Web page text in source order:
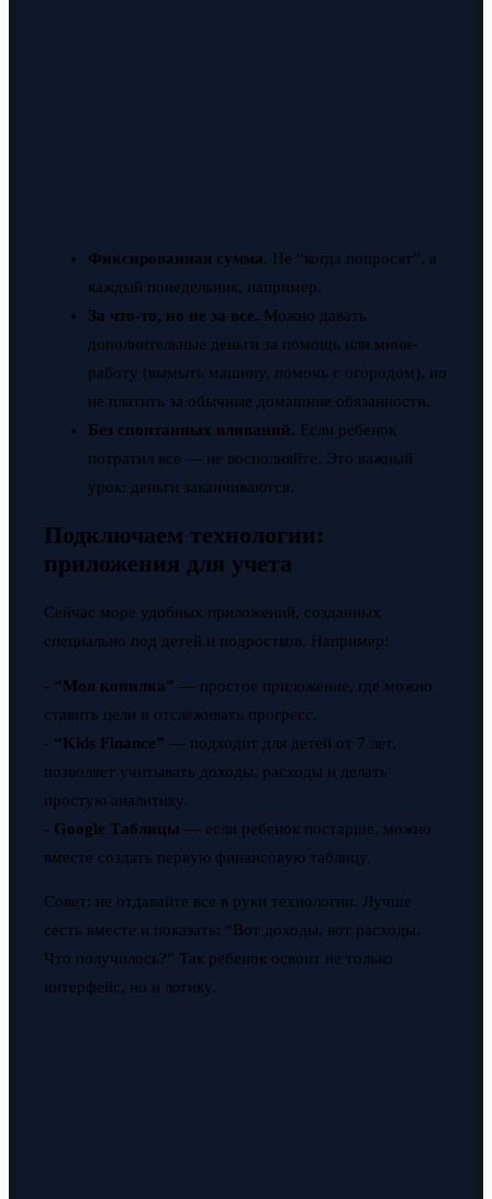
Фиксированная сумма. Не “когда попросят”, а
каждый понедельник, например.
За что-то, но не за все. Можно давать
дополнительные деньги за помощь или мини-
работу (вымыть машину, помочь с огородом), но
не платить за обычные домашние обязанности.
Без спонтанных вливаний. Если ребенок
потратил все — не восполняйте. Это важный
урок: деньги заканчиваются.
Подключаем технологии:
приложения для учета
Сейчас море удобных приложений, созданных
специально под детей и подростков. Например:
- “Моя копилка” — простое приложение, где можно
ставить цели и отслеживать прогресс.
- “Kids Finance” — подходит для детей от 7 лет,
позволяет учитывать доходы, расходы и делать
простую аналитику.
- Google Таблицы — если ребенок постарше, можно
вместе создать первую финансовую таблицу.
Совет: не отдавайте все в руки технологии. Лучше
сесть вместе и показать: “Вот доходы, вот расходы.
Что получилось?” Так ребенок освоит не только
интерфейс, но и логику.